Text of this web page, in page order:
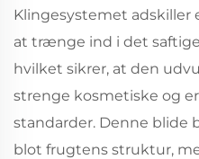
Klingesystemet
at trænge ind i det
hvilket sikrer, at den
strenge kosmetiske og
standarder. Denne blide
blot frugtens struktur,